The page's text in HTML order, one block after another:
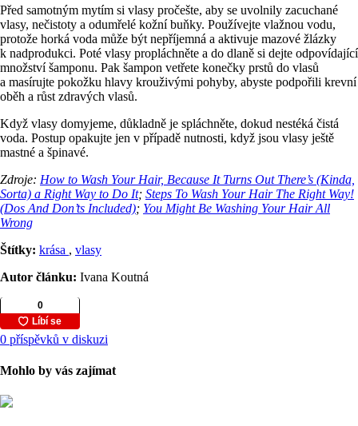
Před samotným mytím si vlasy pročešte, aby se uvolnily zacuchané
vlasy, nečistoty a odumřelé kožní buňky. Používejte vlažnou vodu,
protože horká voda může být nepříjemná a aktivuje mazové žlázky
k nadprodukci. Poté vlasy propláchněte a do dlaně si dejte odpovídající
množství šamponu. Pak šampon vetřete konečky prstů do vlasů
a masírujte pokožku hlavy krouživými pohyby, abyste podpořili krevní
oběh a růst zdravých vlasů.
Když vlasy domyjeme, důkladně je spláchněte, dokud nestéká čistá
voda. Postup opakujte jen v případě nutnosti, když jsou vlasy ještě
mastné a špinavé.
Zdroje: How to Wash Your Hair, Because It Turns Out There’s (Kinda,
Sorta) a Right Way to Do It; Steps To Wash Your Hair The Right Way!
(Dos And Don’ts Included); You Might Be Washing Your Hair All
Wrong
Štítky: krása , vlasy
Autor článku: Ivana Koutná
0 příspěvků v diskuzi
Mohlo by vás zajímat